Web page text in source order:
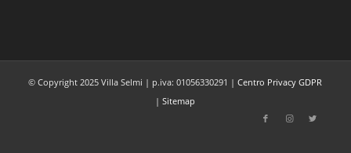
© Copyright 2025 Villa Selmi | p.iva: 01056330291 |Centro Privacy GDPR
|Sitemap